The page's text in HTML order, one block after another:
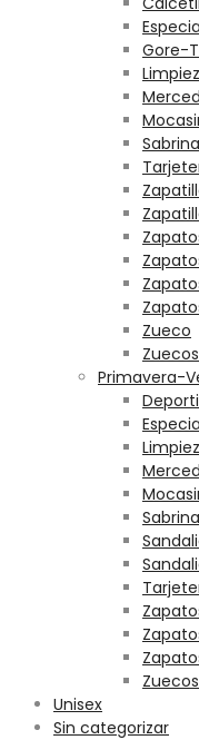
Gore-
Zueco
Primavera-
Unisex
Sin categorizar